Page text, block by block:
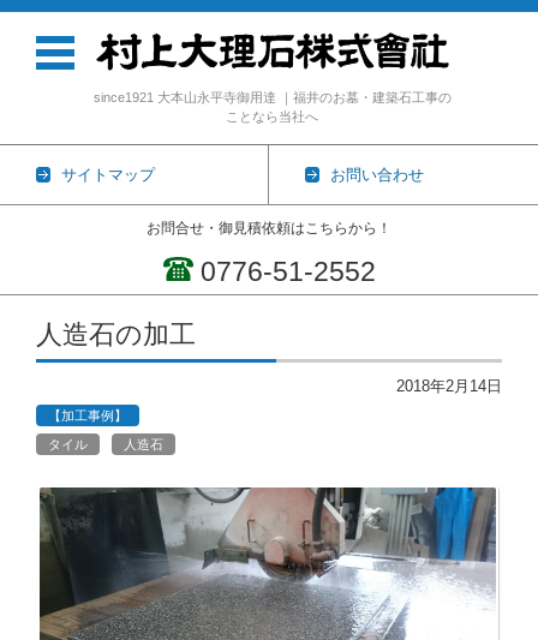
since1921 大本山永平寺御用達 ｜福井のお墓・建築石工事の
ことなら当社へ
サイトマップ お問い合わせ
お問合せ・御見積依頼はこちらから！
0776-51-2552
コンテンツに移動
人造石の加工
2018年2月14日
【加工事例】
タイル
人造石